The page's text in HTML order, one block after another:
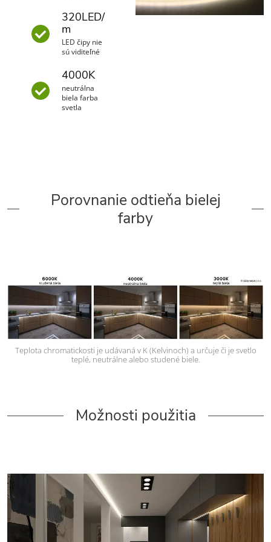
320LED/
m
LED čipy nie
sú viditeľné
4000K
neutrálna
biela farba
svetla
Porovnanie odtieňa bielej
farby
Teplota chromatickosti je udávaná v K (Kelvinoch) a určuje či je svetlo
teplé, neutrálne alebo studené biele.
Možnosti použitia